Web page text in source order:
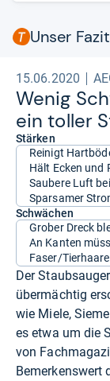
Unser Fazit
15.06.2020
Wenig
ein tol­ler
Stärken
Reinigt
Hält Ecken und
Saubere Luft
Sparsamer
Schwächen
Grober Dreck
An Kanten
Faser/
Der
übermächtig
wie Miele,
es etwa um die
von
Bemerkenswert